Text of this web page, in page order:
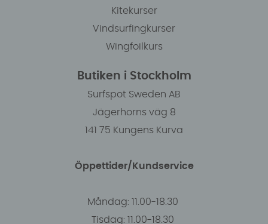
Kitekurser
Vindsurfingkurser
Wingfoilkurs
Butiken i Stockholm
Surfspot Sweden AB
Jägerhorns väg 8
141 75 Kungens Kurva
Öppettider/Kundservice
Måndag: 11.00-18.30
Tisdag: 11.00-18.30